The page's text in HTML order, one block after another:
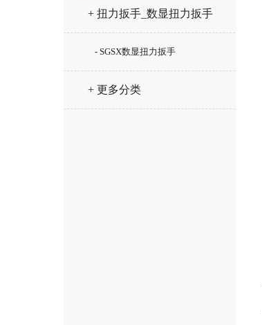
+ 扭力扳手_数显扭力扳手
- SGSX数显扭力扳手
+ 更多分类